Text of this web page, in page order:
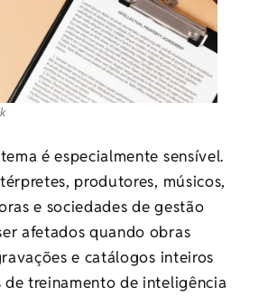
é especialmente sensível.
produtores, músicos,
e sociedades de gestão
afetados quando obras
e catálogos inteiros
de treinamento de inteligência